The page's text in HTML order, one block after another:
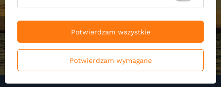
Potwierdzam wymagane
Potwierdzam wszystkie